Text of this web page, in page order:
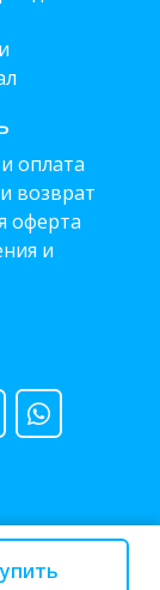
оплата
возврат
оферта
и
webula.kz